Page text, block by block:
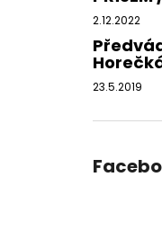
2.12.2022
23.5.2019